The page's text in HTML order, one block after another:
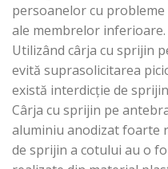
persoanelor cu
ale membrelor inferioare.
Utilizând cârja cu sprijin
evită suprasolicitarea
există interdicție de
Cârja cu sprijin pe
aluminiu anodizat foarte
de sprijin a cotului au o